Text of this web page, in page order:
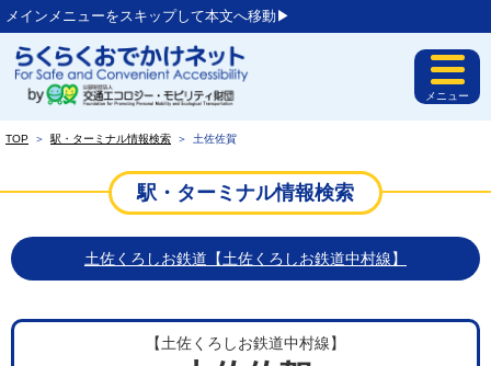
メインメニューをスキップして本文へ移動▶︎
メニュー
TOP ＞ 駅・ターミナル情報検索 ＞ 土佐佐賀
駅・ターミナル情報検索
土佐くろしお鉄道【土佐くろしお鉄道中村線】
【土佐くろしお鉄道中村線】